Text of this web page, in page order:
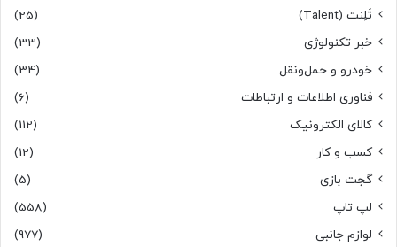
تَلِنت (Talent)
(25)
خبر تکنولوژی
(33)
خودرو و حمل‌و‌نقل
(34)
فناوری اطلاعات و ارتباطات
(6)
کالای الکترونیک
(112)
کسب و کار
(12)
گجت بازی
(5)
لپ تاپ
(558)
لوازم جانبی
(977)